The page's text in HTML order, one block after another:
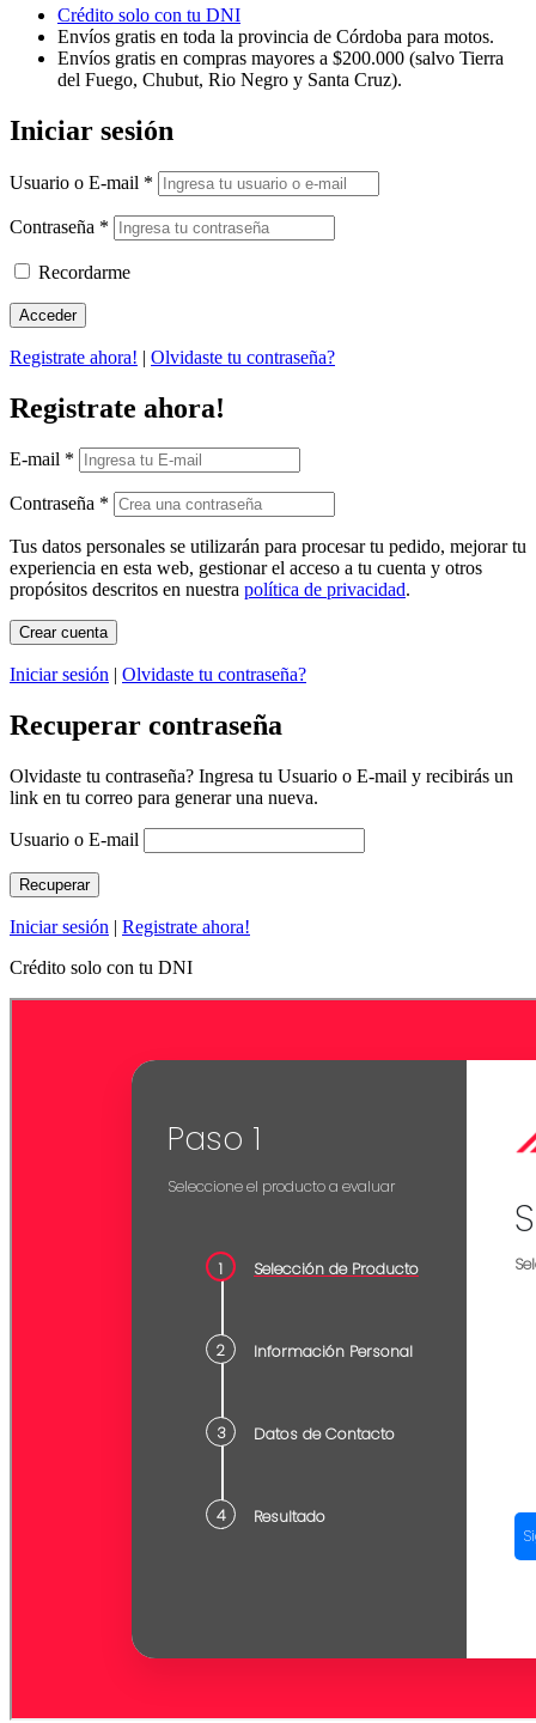
Crédito solo con tu DNI
Envíos gratis en toda la provincia de Córdoba para motos.
Envíos gratis en compras mayores a $200.000 (salvo Tierra
del Fuego, Chubut, Rio Negro y Santa Cruz).
Iniciar sesión
Usuario o E-mail *
Contraseña *
Recordarme
Registrate ahora! | Olvidaste tu contraseña?
Registrate ahora!
E-mail *
Contraseña *
Tus datos personales se utilizarán para procesar tu pedido, mejorar tu
experiencia en esta web, gestionar el acceso a tu cuenta y otros
propósitos descritos en nuestra política de privacidad.
Iniciar sesión Olvidaste tu contraseña?
Recuperar contraseña
Olvidaste tu contraseña? Ingresa tu Usuario o E-mail y recibirás un
link en tu correo para generar una nueva.
Usuario o E-mail
Iniciar sesión | Registrate ahora!
Crédito solo con tu DNI